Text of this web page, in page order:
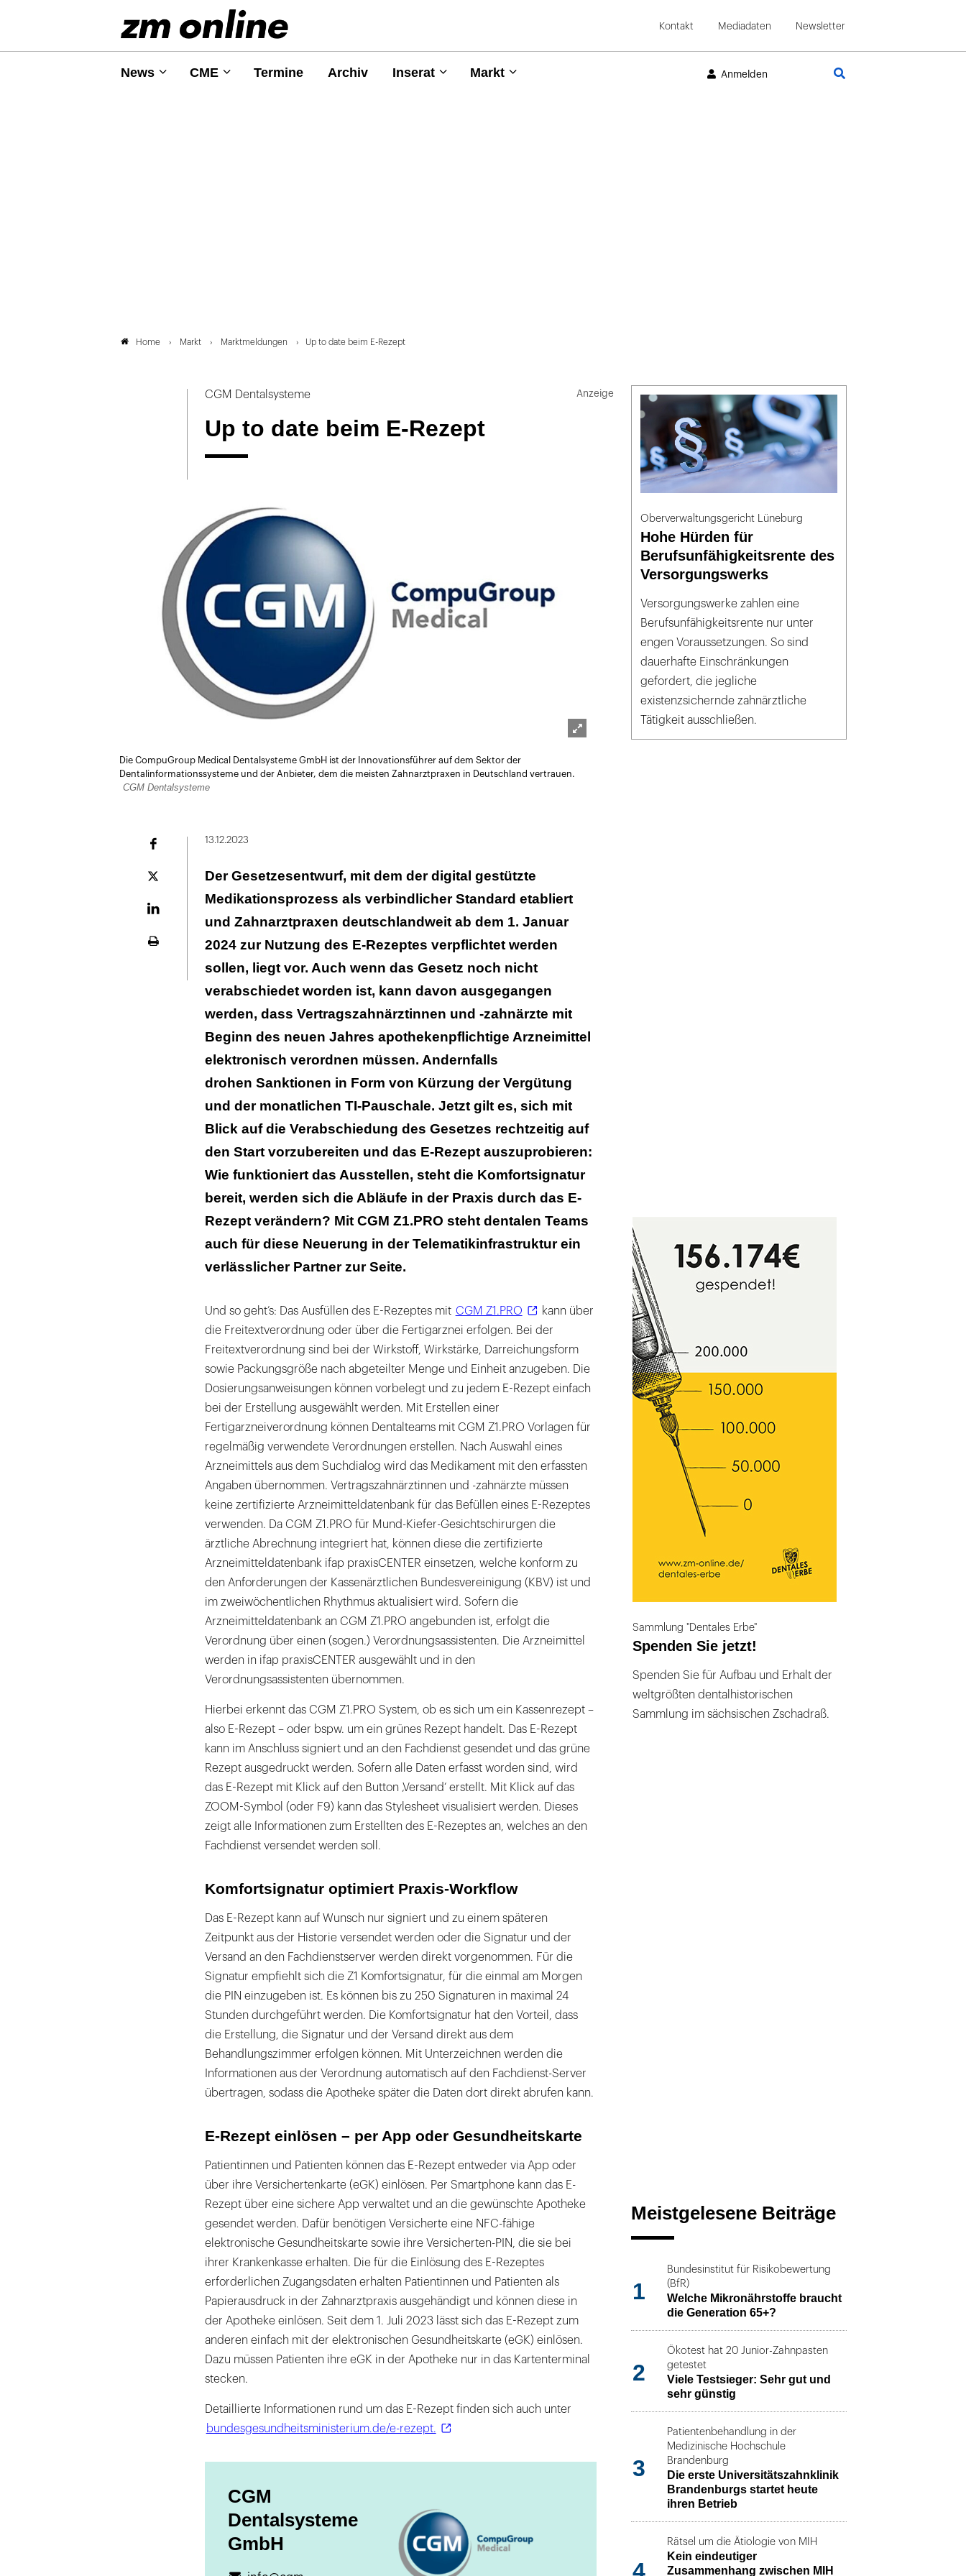
Kontakt Mediadaten Newsletter
News CME Termine Archiv Inserat Markt Anmelden
Home Markt Marktmeldungen Up to date beim E-Rezept
CGM Dentalsysteme
Up to date beim E-Rezept
Die CompuGroup Medical Dentalsysteme GmbH ist der Innovationsführer auf dem Sektor der
Dentalinformationssysteme und der Anbieter, dem die meisten Zahnarztpraxen in Deutschland vertrauen.
CGM Dentalsysteme
Plattform
13.12.2023
Der Gesetzesentwurf, mit dem der digital gestützte
Medikationsprozess als verbindlicher Standard etabliert
und Zahnarztpraxen deutschlandweit ab dem 1. Januar
2024 zur Nutzung des E-Rezeptes verpflichtet werden
sollen, liegt vor. Auch wenn das Gesetz noch nicht
verabschiedet worden ist, kann davon ausgegangen
werden, dass Vertragszahnärztinnen und -zahnärzte mit
Beginn des neuen Jahres apothekenpflichtige Arzneimittel
elektronisch verordnen müssen. Andernfalls
drohen Sanktionen in Form von Kürzung der Vergütung
und der monatlichen TI-Pauschale. Jetzt gilt es, sich mit
Blick auf die Verabschiedung des Gesetzes rechtzeitig auf
den Start vorzubereiten und das E-Rezept auszuprobieren:
Wie funktioniert das Ausstellen, steht die Komfortsignatur
bereit, werden sich die Abläufe in der Praxis durch das E-
Rezept verändern? Mit CGM Z1.PRO steht dentalen Teams
auch für diese Neuerung in der Telematikinfrastruktur ein
verlässlicher Partner zur Seite.
Und so geht’s: Das Ausfüllen des E-Rezeptes mit CGM Z1.PRO
kann über
die Freitextverordnung oder über die Fertigarznei erfolgen. Bei der
Freitextverordnung sind bei der Wirkstoff, Wirkstärke, Darreichungsform
sowie Packungsgröße nach abgeteilter Menge und Einheit anzugeben. Die
Dosierungsanweisungen können vorbelegt und zu jedem E-Rezept einfach
bei der Erstellung ausgewählt werden. Mit Erstellen einer
Fertigarzneiverordnung können Dentalteams mit CGM Z1.PRO Vorlagen für
regelmäßig verwendete Verordnungen erstellen. Nach Auswahl eines
Arzneimittels aus dem Suchdialog wird das Medikament mit den erfassten
Angaben übernommen. Vertragszahnärztinnen und -zahnärzte müssen
keine zertifizierte Arzneimitteldatenbank für das Befüllen eines E-Rezeptes
verwenden. Da CGM Z1.PRO für Mund-Kiefer-Gesichtschirurgen die
ärztliche Abrechnung integriert hat, können diese die zertifizierte
Arzneimitteldatenbank ifap praxisCENTER einsetzen, welche konform zu
den Anforderungen der Kassenärztlichen Bundesvereinigung (KBV) ist und
im zweiwöchentlichen Rhythmus aktualisiert wird. Sofern die
Arzneimitteldatenbank an CGM Z1.PRO angebunden ist, erfolgt die
Verordnung über einen (sogen.) Verordnungsassistenten. Die Arzneimittel
werden in ifap praxisCENTER ausgewählt und in den
Verordnungsassistenten übernommen.
Hierbei erkennt das CGM Z1.PRO System, ob es sich um ein Kassenrezept –
also E-Rezept – oder bspw. um ein grünes Rezept handelt. Das E-Rezept
kann im Anschluss signiert und an den Fachdienst gesendet und das grüne
Rezept ausgedruckt werden. Sofern alle Daten erfasst worden sind, wird
das E-Rezept mit Klick auf den Button ‚Versand‘ erstellt. Mit Klick auf das
ZOOM-Symbol (oder F9) kann das Stylesheet visualisiert werden. Dieses
zeigt alle Informationen zum Erstellten des E-Rezeptes an, welches an den
Fachdienst versendet werden soll.
Komfortsignatur optimiert Praxis-Workflow
Das E-Rezept kann auf Wunsch nur signiert und zu einem späteren
Zeitpunkt aus der Historie versendet werden oder die Signatur und der
Versand an den Fachdienstserver werden direkt vorgenommen. Für die
Signatur empfiehlt sich die Z1 Komfortsignatur, für die einmal am Morgen
die PIN einzugeben ist. Es können bis zu 250 Signaturen in maximal 24
Stunden durchgeführt werden. Die Komfortsignatur hat den Vorteil, dass
die Erstellung, die Signatur und der Versand direkt aus dem
Behandlungszimmer erfolgen können. Mit Unterzeichnen werden die
Informationen aus der Verordnung automatisch auf den Fachdienst-Server
übertragen, sodass die Apotheke später die Daten dort direkt abrufen kann.
E-Rezept einlösen – per App oder Gesundheitskarte
Patientinnen und Patienten können das E-Rezept entweder via App oder
über ihre Versichertenkarte (eGK) einlösen. Per Smartphone kann das E-
Rezept über eine sichere App verwaltet und an die gewünschte Apotheke
gesendet werden. Dafür benötigen Versicherte eine NFC-fähige
elektronische Gesundheitskarte sowie ihre Versicherten-PIN, die sie bei
ihrer Krankenkasse erhalten. Die für die Einlösung des E-Rezeptes
erforderlichen Zugangsdaten erhalten Patientinnen und Patienten als
Papierausdruck in der Zahnarztpraxis ausgehändigt und können diese in
der Apotheke einlösen. Seit dem 1. Juli 2023 lässt sich das E-Rezept zum
anderen einfach mit der elektronischen Gesundheitskarte (eGK) einlösen.
Dazu müssen Patienten ihre eGK in der Apotheke nur in das Kartenterminal
stecken.
Detaillierte Informationen rund um das E-Rezept finden sich auch unter
bundesgesundheitsministerium.de/e-rezept.
CGM
Dentalsysteme
GmbH
Oberverwaltungsgericht Lüneburg
Hohe Hürden für
Berufsunfähigkeitsrente des
Versorgungswerks
Versorgungswerke zahlen eine
Berufsunfähigkeitsrente nur unter
engen Voraussetzungen. So sind
dauerhafte Einschränkungen
gefordert, die jegliche
existenzsichernde zahnärztliche
Tätigkeit ausschließen.
Sammlung "Dentales Erbe"
Spenden Sie jetzt!
Spenden Sie für Aufbau und Erhalt der
weltgrößten dentalhistorischen
Sammlung im sächsischen Zschadraß.
Meistgelesene Beiträge
1
Bundesinstitut für Risikobewertung
(BfR)
Welche Mikronährstoffe braucht
die Generation 65+?
2
Ökotest hat 20 Junior-Zahnpasten
getestet
Viele Testsieger: Sehr gut und
sehr günstig
3
Patientenbehandlung in der
Medizinische Hochschule
Brandenburg
Die erste Universitätszahnklinik
Brandenburgs startet heute
ihren Betrieb
4
Rätsel um die Ätiologie von MIH
Kein eindeutiger
Zusammenhang zwischen MIH